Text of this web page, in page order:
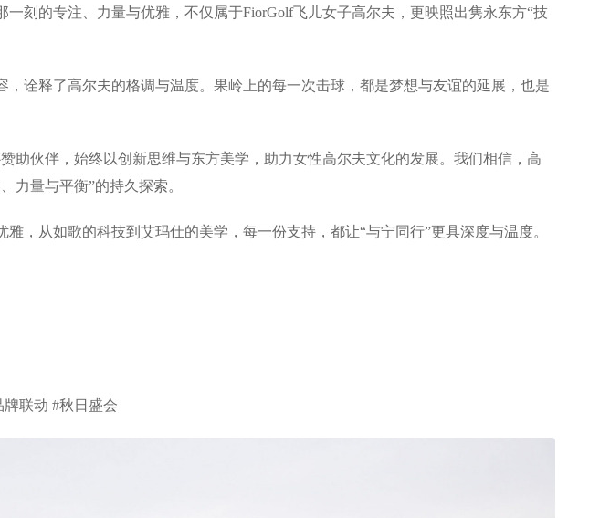
刻的专注、力量与优雅，不仅属于FiorGolf飞儿女子高尔夫，更映照出隽永东方“技
诠释了高尔夫的格调与温度。果岭上的每一次击球，都是梦想与友谊的延展，也是
助伙伴，始终以创新思维与东方美学，助力女性高尔夫文化的发展。我们相信，高
力量与平衡”的持久探索。
从如歌的科技到艾玛仕的美学，每一份支持，都让“与宁同行”更具深度与温度。
联动 #秋日盛会